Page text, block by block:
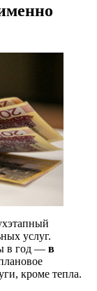
услуг.
в год — в
кроме тепла.